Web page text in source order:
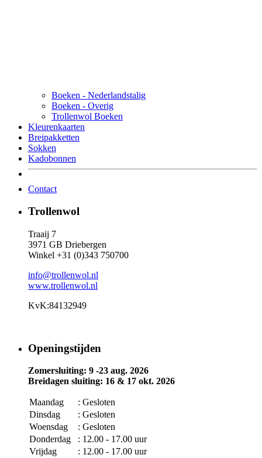
Boeken - Nederlandstalig
Boeken - Overig
Trollenwol Boeken
Kleurenkaarten
Breipakketten
Sokken
Kadobonnen
Contact
Trollenwol
Traaij 7
3971 GB Driebergen
Winkel +31 (0)343 750700
info@trollenwol.nl
www.trollenwol.nl
KvK:84132949
Openingstijden
Zomersluiting: 9 -23 aug. 2026
Breidagen sluiting: 16 & 17 okt. 2026
Maandag
: Gesloten
Dinsdag
: Gesloten
Woensdag
: Gesloten
Donderdag
: 12.00 - 17.00 uur
Vrijdag
: 12.00 - 17.00 uur